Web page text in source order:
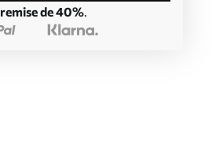
remise de 40%.